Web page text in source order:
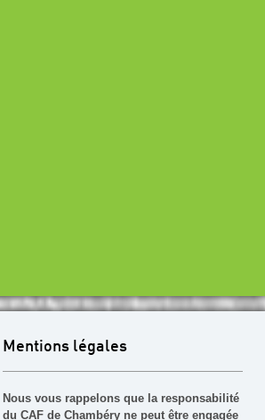
Mentions légales
Nous vous rappelons que la responsabilité
du CAF de Chambéry ne peut être engagée